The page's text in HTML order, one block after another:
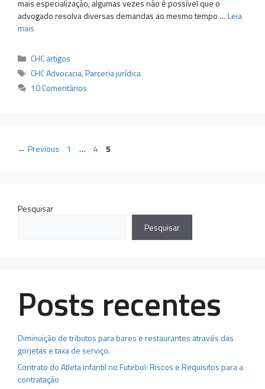
mais especialização, algumas vezes não é possível que o
advogado resolva diversas demandas ao mesmo tempo …Leia
mais
Categorias
CHC artigos
Tags
CHC Advocacia,Parceria jurídica
10 Comentários
← Previous Page
1 … Page
4 Page
5
Pesquisar
Pesquisar
Posts recentes
Diminuição de tributos para bares e restaurantes através das
gorjetas e taxa de serviço.
Contrato do Atleta infantil no Futebol: Riscos e Requisitos para a
contratação